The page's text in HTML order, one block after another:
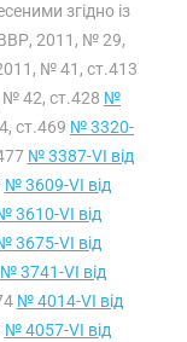
згідно із
2011, № 29,
№ 41, ст.413
42, ст.428 №
ст.469 № 3320-
№ 3387-VI від
№ 3609-VI від
3610-VI від
3675-VI від
№ 3741-VI від
№ 4014-VI від
№ 4057-VI від